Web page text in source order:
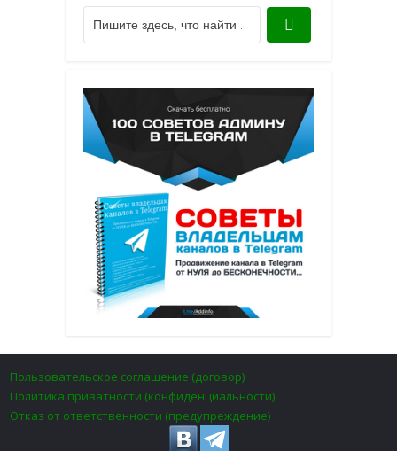
Пользовательское соглашение (договор)
Политика приватности (конфиденциальности)
Отказ от ответственности (предупреждение)